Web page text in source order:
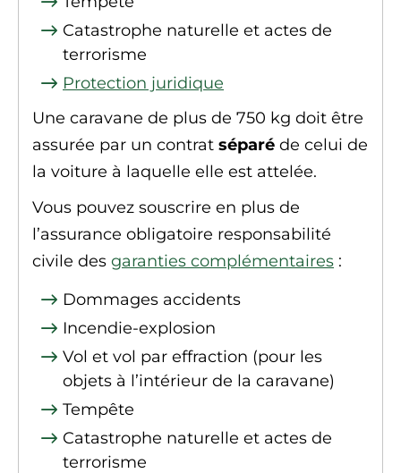
Catastrophe naturelle et actes de
terrorisme
Protection juridique
Une caravane de plus de 750 kg doit être
assurée par un contrat séparé de celui de
la voiture à laquelle elle est attelée.
Vous pouvez souscrire en plus de
l’assurance obligatoire responsabilité
civile des garanties complémentaires :
Dommages accidents
Incendie-explosion
Vol et vol par effraction (pour les
objets à l’intérieur de la caravane)
Tempête
Catastrophe naturelle et actes de
terrorisme